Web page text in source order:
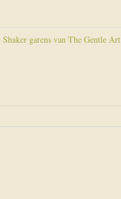
garens van The Gentle Art